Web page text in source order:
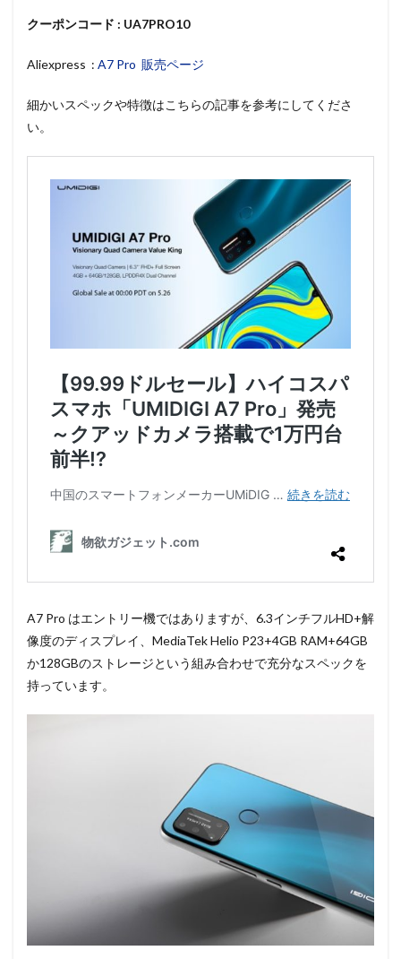
クーポンコード : UA7PRO10
Aliexpress : A7 Pro 販売ページ
細かいスペックや特徴はこちらの記事を参考にしてくださ
い。
A7 Pro はエントリー機ではありますが、6.3インチフルHD+解
像度のディスプレイ、MediaTek Helio P23+4GB RAM+64GB
か128GBのストレージという組み合わせで充分なスペックを
持っています。